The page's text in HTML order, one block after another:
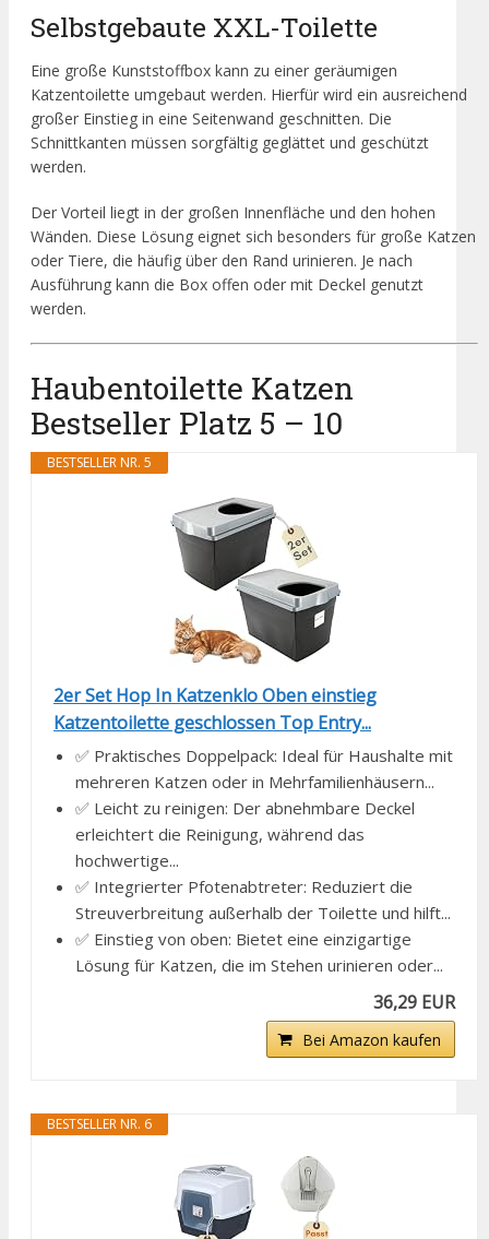
Selbstgebaute XXL-Toilette
Eine große Kunststoffbox kann zu einer geräumigen
Katzentoilette umgebaut werden. Hierfür wird ein ausreichend
großer Einstieg in eine Seitenwand geschnitten. Die
Schnittkanten müssen sorgfältig geglättet und geschützt
werden.
Der Vorteil liegt in der großen Innenfläche und den hohen
Wänden. Diese Lösung eignet sich besonders für große Katzen
oder Tiere, die häufig über den Rand urinieren. Je nach
Ausführung kann die Box offen oder mit Deckel genutzt
werden.
Haubentoilette Katzen
Bestseller Platz 5 – 10
BESTSELLER NR. 5
2er Set Hop In Katzenklo Oben einstieg
Katzentoilette geschlossen Top Entry...
✅ Praktisches Doppelpack: Ideal für Haushalte mit
mehreren Katzen oder in Mehrfamilienhäusern...
✅ Leicht zu reinigen: Der abnehmbare Deckel
erleichtert die Reinigung, während das
hochwertige...
✅ Integrierter Pfotenabtreter: Reduziert die
Streuverbreitung außerhalb der Toilette und hilft...
✅ Einstieg von oben: Bietet eine einzigartige
Lösung für Katzen, die im Stehen urinieren oder...
36,29 EUR
Bei Amazon kaufen
BESTSELLER NR. 6